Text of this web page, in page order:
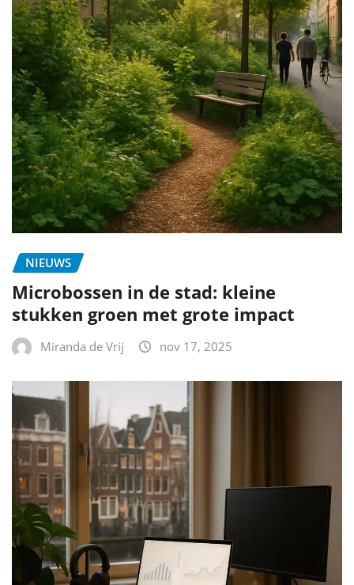
NIEUWS
Microbossen in de stad: kleine
stukken groen met grote impact
Miranda de Vrij nov 17, 2025